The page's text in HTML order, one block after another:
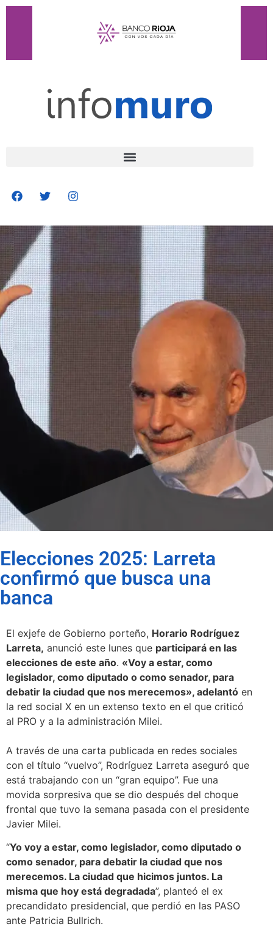
Elecciones 2025: Larreta
confirmó que busca una
banca
El exjefe de Gobierno porteño, Horario Rodríguez
Larreta, anunció este lunes que participará en las
elecciones de este año. «Voy a estar, como
legislador, como diputado o como senador, para
debatir la ciudad que nos merecemos», adelantó en
la red social X en un extenso texto en el que criticó
al PRO y a la administración Milei.
A través de una carta publicada en redes sociales
con el título “vuelvo”, Rodríguez Larreta aseguró que
está trabajando con un “gran equipo”. Fue una
movida sorpresiva que se dio después del choque
frontal que tuvo la semana pasada con el presidente
Javier Milei.
“Yo voy a estar, como legislador, como diputado o
como senador, para debatir la ciudad que nos
merecemos. La ciudad que hicimos juntos. La
misma que hoy está degradada”, planteó el ex
precandidato presidencial, que perdió en las PASO
ante Patricia Bullrich.